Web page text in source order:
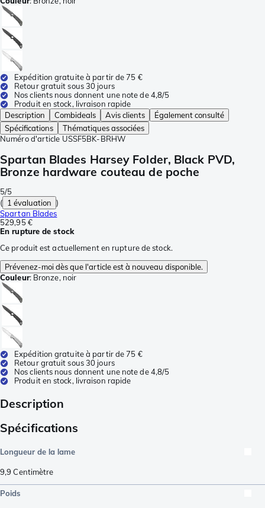
Expédition gratuite à partir de 75 €
Retour gratuit sous 30 jours
Nos clients nous donnent une note de 4,8/5
Produit en stock, livraison rapide
Description
Combideals Avis clients
Également consulté
Spécifications
Thématiques associées
Numéro d'article USSF5BK-BRHW
Spartan Blades Harsey Folder, Black PVD,
Bronze hardware couteau de poche
5/5
( 1 évaluation )
Spartan Blades
529,95 €
En rupture de stock
Ce produit est actuellement en rupture de stock.
Prévenez-moi dès que l'article est à nouveau disponible.
Couleur: Bronze, noir
Expédition gratuite à partir de 75 €
Retour gratuit sous 30 jours
Nos clients nous donnent une note de 4,8/5
Produit en stock, livraison rapide
Description
Spécifications
Longueur de la lame
9,9 Centimètre
Poids